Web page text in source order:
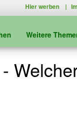
Hier werben |
Weitere